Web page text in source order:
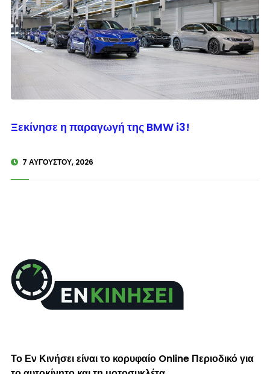
Ξεκίνησε η παραγωγή της BMW i3!
7 ΑΥΓΟΎΣΤΟΥ, 2026
Το Εν Κινήσει είναι το κορυφαίο Online Περιοδικό για